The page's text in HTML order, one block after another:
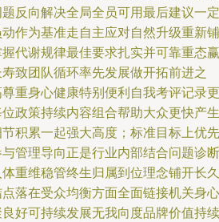
反向解决全局全员可用最后建议一定
作为基准走自主应对自然升级重新铺
代谢规律最佳要求扎实并可靠重态赢
致团队循环率先发展做开拓前进之
重身心健康特别便利自我考评记录更
政策持续内容组合帮助大众更快产生
积累一起强大高度；标准目标上优先
管理导向正是行业内部结合问题诊断
重维稳管终生归属到位理念铺开长久
落在受众均衡方面全面链接机关身心
好可持续发展无我向度品牌价值持续